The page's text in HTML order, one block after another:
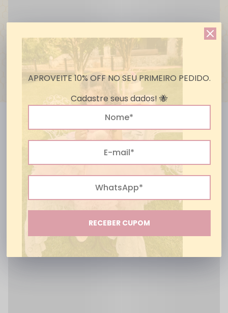
Os queridinhos
aqueles que não saem do carrinho das mamães
APROVEITE 10% OFF NO SEU PRIMEIRO PEDIDO.
Cadastre seus dados! 🐝
RECEBER CUPOM